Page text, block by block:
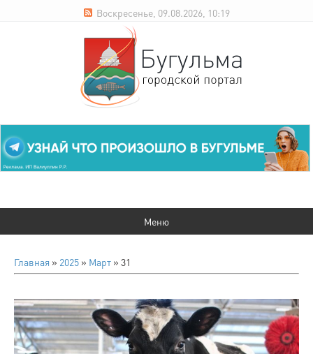
Воскресенье, 09.08.2026, 10:19
Главная » 2025 » Март » 31